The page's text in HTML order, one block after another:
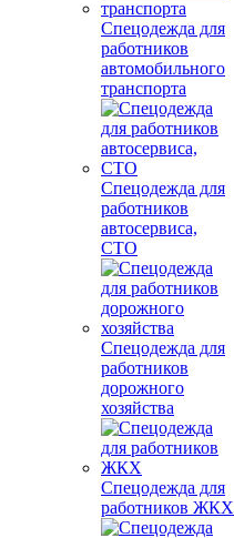
Спецодежда для
работников
автомобильного
транспорта
Спецодежда для
работников
автосервиса,
СТО
Спецодежда для
работников
дорожного
хозяйства
Спецодежда для
работников ЖКХ